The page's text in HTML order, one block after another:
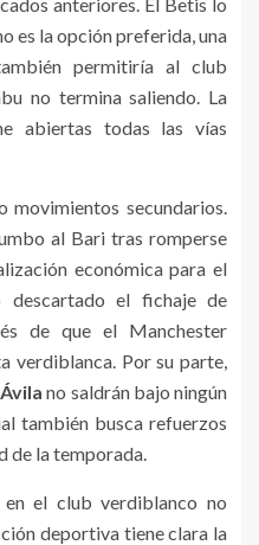
es la opción preferida, una
permitiría al club
no termina saliendo. La
abiertas todas las vías
movimientos secundarios.
al Bari tras romperse
económica para el
descartado el fichaje de
de que el Manchester
verdiblanca. Por su parte,
no saldrán bajo ningún
también busca refuerzos
de la temporada.
el club verdiblanco no
deportiva tiene clara la